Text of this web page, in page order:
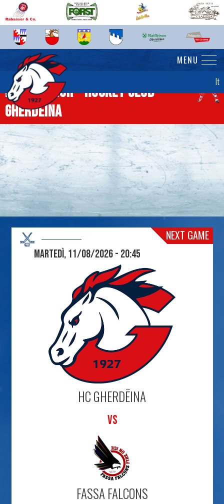
It
MENU
News junior - Hockey Club
Gherdëina
NEXT GAME
Martedì, 11/08/2026 - 20:45
HC GHERDËINA
VS
FASSA FALCONS